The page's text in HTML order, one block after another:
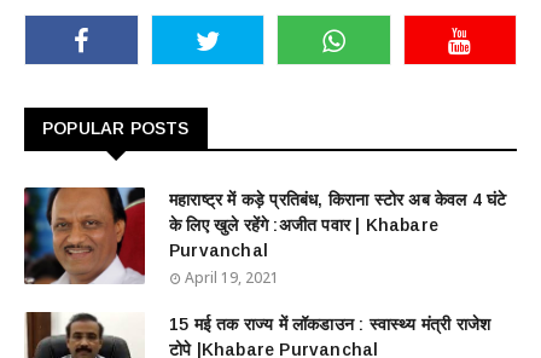
POPULAR POSTS
महाराष्ट्र में कड़े प्रतिबंध, किराना स्टोर अब केवल 4 घंटे
के लिए खुले रहेंगे :अजीत पवार | Khabare
Purvanchal
April 19, 2021
15 मई तक राज्य में लॉकडाउन : स्वास्थ्य मंत्री राजेश
टोपे |Khabare Purvanchal